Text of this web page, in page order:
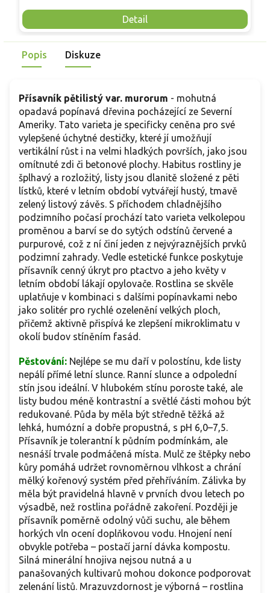
Detail
Mrazuvzdornost do −25 °C a spolehlivá vitalita z něj dělají
skvělou volbu pro každého pěstitele.
Popis Diskuze
Přísavník pětilistý var. murorum - mohutná
opadavá popínavá dřevina pocházející ze Severní
Ameriky. Tato varieta je specificky ceněna pro své
vylepšené úchytné destičky, které jí umožňují
vertikální růst i na velmi hladkých površích, jako jsou
omítnuté zdi či betonové plochy. Habitus rostliny je
šplhavý a rozložitý, listy jsou dlanitě složené z pěti
lístků, které v letním období vytvářejí hustý, tmavě
zelený listový závěs. S příchodem chladnějšího
podzimního počasí prochází tato varieta velkolepou
proměnou a barví se do sytých odstínů červené a
purpurové, což z ní činí jeden z nejvýraznějších prvků
podzimní zahrady. Vedle estetické funkce poskytuje
přísavník cenný úkryt pro ptactvo a jeho květy v
letním období lákají opylovače. Rostlina se skvěle
uplatňuje v kombinaci s dalšími popínavkami nebo
jako solitér pro rychlé ozelenění velkých ploch,
přičemž aktivně přispívá ke zlepšení mikroklimatu v
okolí budov stíněním fasád.
Pěstování: Nejlépe se mu daří v polostínu, kde listy
nepálí přímé letní slunce. Ranní slunce a odpolední
stín jsou ideální. V hlubokém stínu poroste také, ale
listy budou méně kontrastní a světlé části mohou být
redukované. Půda by měla být středně těžká až
lehká, humózní a dobře propustná, s pH 6,0–7,5.
Přísavník je tolerantní k půdním podmínkám, ale
nesnáší trvale podmáčená místa. Mulč ze štěpky nebo
kůry pomáhá udržet rovnoměrnou vlhkost a chrání
mělký kořenový systém před přehříváním. Zálivka by
měla být pravidelná hlavně v prvních dvou letech po
výsadbě, než rostlina pořádně zakoření. Později je
přísavník poměrně odolný vůči suchu, ale během
horkých vln ocení doplňkovou vodu. Hnojení není
obvykle potřeba – postačí jarní dávka kompostu.
Silná minerální hnojiva nejsou nutná a u
panašovaných kultivarů mohou dokonce podporovat
zelenání listů. Mrazuvzdornost je výborná – rostlina